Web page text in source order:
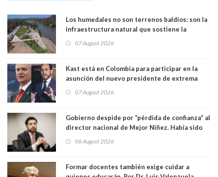
Los humedales no son terrenos baldíos: son la
infraestructura natural que sostiene la
07 August 2026
Kast está en Colombia para participar en la
asunción del nuevo presidente de extrema
07 August 2026
Gobierno despide por “pérdida de confianza” al
director nacional de Mejor Niñez. Había sido
06 August 2026
Formar docentes también exige cuidar a